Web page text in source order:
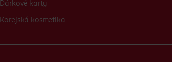
Dárkové karty
Korejská kosmetika